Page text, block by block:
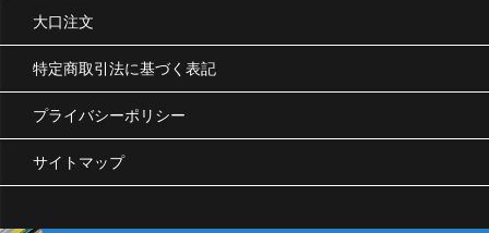
大口注文
特定商取引法に基づく表記
プライバシーポリシー
サイトマップ